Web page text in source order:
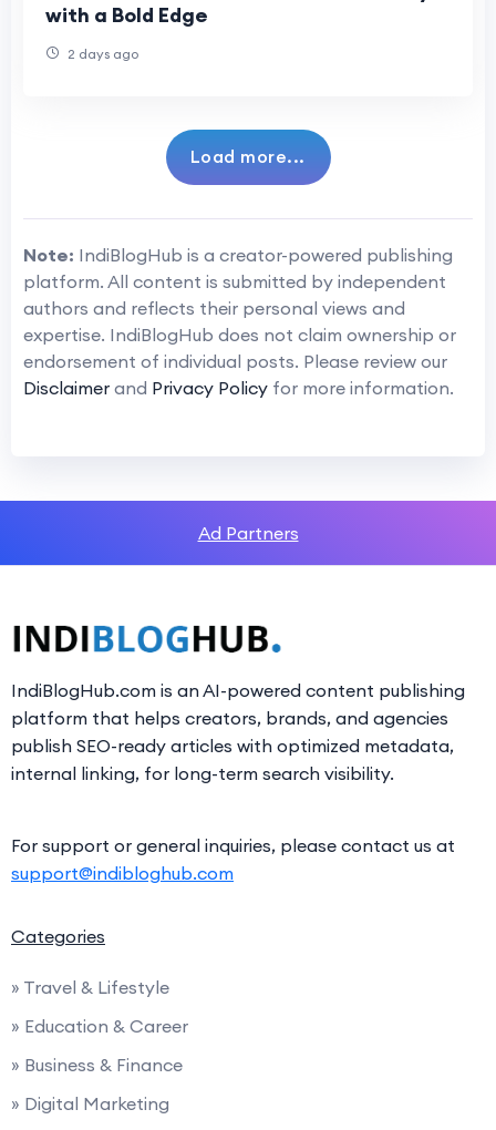
with a Bold Edge
2 days ago
Load more...
Note: IndiBlogHub is a creator-powered publishing
platform. All content is submitted by independent
authors and reflects their personal views and
expertise. IndiBlogHub does not claim ownership or
endorsement of individual posts. Please review our
Disclaimer and Privacy Policy for more information.
Ad Partners
IndiBlogHub.com is an AI-powered content publishing
platform that helps creators, brands, and agencies
publish SEO-ready articles with optimized metadata,
internal linking, for long-term search visibility.
For support or general inquiries, please contact us at
support@indibloghub.com
Categories
» Travel & Lifestyle
» Education & Career
» Business & Finance
» Digital Marketing